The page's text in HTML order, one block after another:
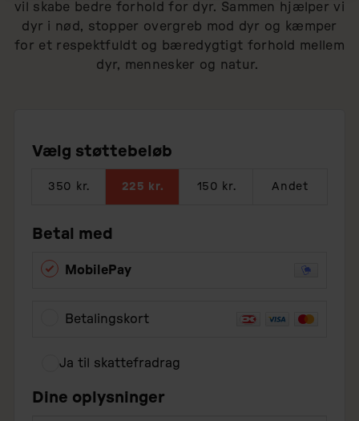
vil skabe bedre forhold for dyr. Sammen hjælper vi
dyr i nød, stopper overgreb mod dyr og kæmper
for et respektfuldt og bæredygtigt forhold mellem
dyr, mennesker og natur.